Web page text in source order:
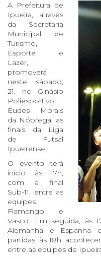
A Prefeitura de
Ipueira, através
da Secretaria
Municipal de
Turismo,
Esporte e
Lazer,
promoverá
neste sábado,
21, no Ginásio
Poliesportivo
Eudes Morais
da Nóbrega, as
finais da Liga
de Futsal
Ipueirense.
O evento terá
início às 17h,
com a final
Sub-11, entre as
equipes
Flamengo e
Vasco. Em seguida, às
Alemanha e Espanha
partidas, às 18h,
entre as equipes de